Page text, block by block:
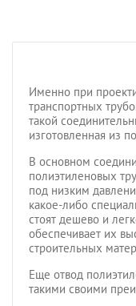
Именно при
транспортных
такой
изготовленная из
В основном
полиэтиленовых
под низким
какое-либо
стоят дешево и
обеспечивает их
строительных
Еще отвод
такими своими